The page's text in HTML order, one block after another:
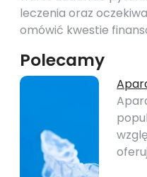
leczenia oraz
omówić kwestie
Polecamy